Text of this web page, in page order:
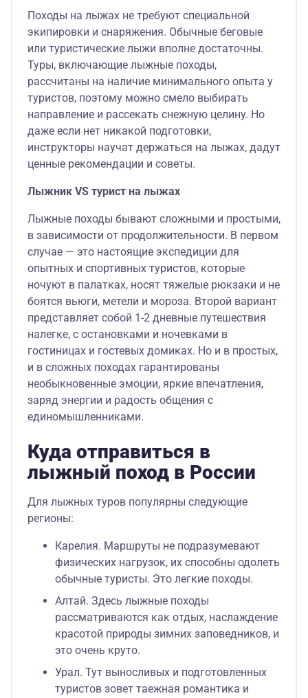
Походы на лыжах не требуют специальной
экипировки и снаряжения. Обычные беговые
или туристические лыжи вполне достаточны.
Туры, включающие лыжные походы,
рассчитаны на наличие минимального опыта у
туристов, поэтому можно смело выбирать
направление и рассекать снежную целину. Но
даже если нет никакой подготовки,
инструкторы научат держаться на лыжах, дадут
ценные рекомендации и советы.
Лыжник VS турист на лыжах
Лыжные походы бывают сложными и простыми,
в зависимости от продолжительности. В первом
случае — это настоящие экспедиции для
опытных и спортивных туристов, которые
ночуют в палатках, носят тяжелые рюкзаки и не
боятся вьюги, метели и мороза. Второй вариант
представляет собой 1-2 дневные путешествия
налегке, с остановками и ночевками в
гостиницах и гостевых домиках. Но и в простых,
и в сложных походах гарантированы
необыкновенные эмоции, яркие впечатления,
заряд энергии и радость общения с
единомышленниками.
Куда отправиться в
лыжный поход в России
Для лыжных туров популярны следующие
регионы:
Карелия. Маршруты не подразумевают
физических нагрузок, их способны одолеть
обычные туристы. Это легкие походы.
Алтай. Здесь лыжные походы
рассматриваются как отдых, наслаждение
красотой природы зимних заповедников, и
это очень круто.
Урал. Тут выносливых и подготовленных
туристов зовет таежная романтика и